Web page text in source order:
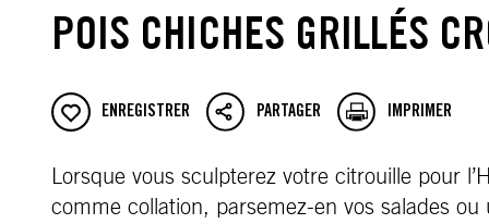
POIS CHICHES GRILLÉS
ENREGISTRER PARTAGER IMPRIMER
Lorsque vous sculpterez votre citrouille pour
comme collation, parsemez-en vos salades